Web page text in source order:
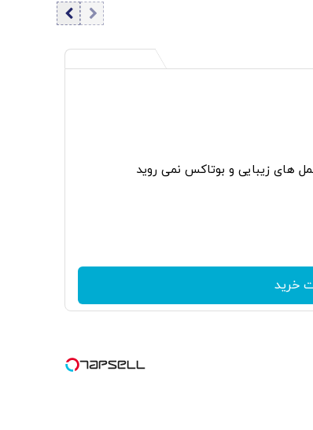
های زیبایی و بوتاکس نمی روید
خرید